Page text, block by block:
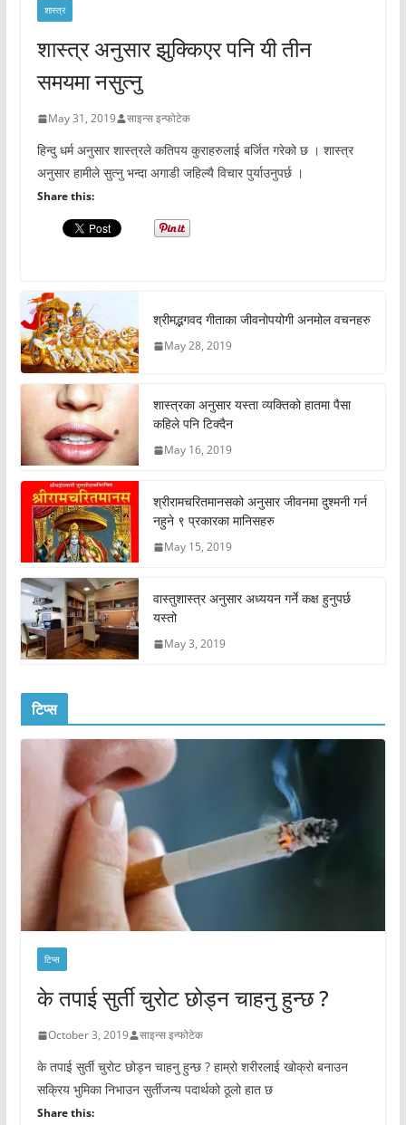
शास्त्र
शास्त्र अनुसार झुक्किएर पनि यी तीन
समयमा नसुत्नु
May 31, 2019 साइन्स इन्फोटेक
हिन्दु धर्म अनुसार शास्त्रले कतिपय कुराहरुलाई बर्जित गरेको छ । शास्त्र
अनुसार हामीले सुत्नु भन्दा अगाडी जहिल्यै विचार पुर्याउनुपर्छ ।
Share this:
श्रीमद्भगवद गीताका जीवनोपयोगी अनमोल वचनहरु
May 28, 2019
शास्त्रका अनुसार यस्ता व्यक्तिको हातमा पैसा
कहिले पनि टिक्दैन
May 16, 2019
श्रीरामचरितमानसको अनुसार जीवनमा दुश्मनी गर्न
नहुने ९ प्रकारका मानिसहरु
May 15, 2019
वास्तुशास्त्र अनुसार अध्ययन गर्ने कक्ष हुनुपर्छ
यस्तो
May 3, 2019
टिप्स
टिप्स
के तपाई सुर्ती चुरोट छोड्न चाहनु हुन्छ ?
October 3, 2019 साइन्स इन्फोटेक
के तपाई सुर्ती चुरोट छोड्न चाहनु हुन्छ ? हाम्रो शरीरलाई खोक्रो बनाउन
सक्रिय भुमिका निभाउन सुर्तीजन्य पदार्थको ठूलो हात छ
Share this: